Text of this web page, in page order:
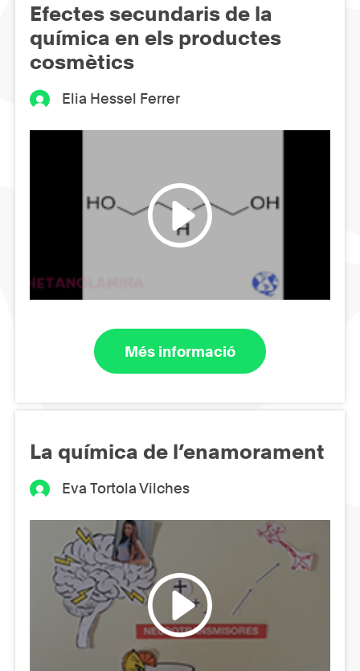
Efectes secundaris de la
química en els productes
cosmètics
Elia Hessel Ferrer
Més informació
La química de l’enamorament
Eva Tortola Vilches